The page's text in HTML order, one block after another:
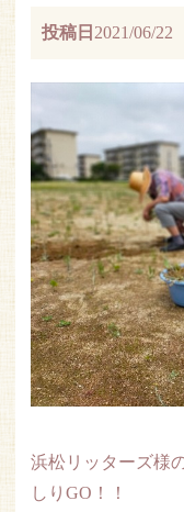
投稿日 2021/06/22
浜松リッターズ様
しりGO！！